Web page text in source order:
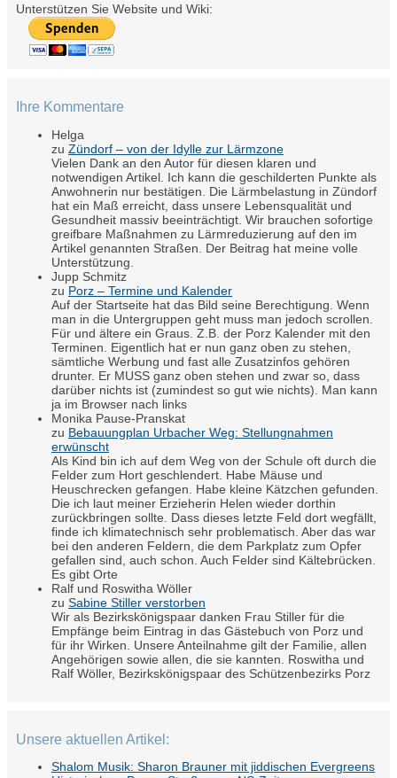
Unterstützen Sie Website und Wiki:
Ihre Kommentare
Helga
zu Zündorf – von der Idylle zur Lärmzone
Vielen Dank an den Autor für diesen klaren und
notwendigen Artikel. Ich kann die geschilderten Punkte als
Anwohnerin nur bestätigen. Die Lärmbelastung in Zündorf
hat ein Maß erreicht, dass unsere Lebensqualität und
Gesundheit massiv beeinträchtigt. Wir brauchen sofortige
greifbare Maßnahmen zu Lärmreduzierung auf den im
Artikel genannten Straßen. Der Beitrag hat meine volle
Unterstützung.
Jupp Schmitz
zu Porz – Termine und Kalender
Auf der Startseite hat das Bild seine Berechtigung. Wenn
man in die Untergruppen geht muss man jedoch scrollen.
Für und ältere ein Graus. Z.B. der Porz Kalender mit den
Terminen. Eigentlich hat er nun ganz oben zu stehen,
sämtliche Werbung und fast alle Zusatzinfos gehören
drunter. Er MUSS ganz oben stehen und zwar so, dass
darüber nichts ist (zumindest so gut wie nichts). Man kann
ja im Browser nach links
Monika Pause-Pranskat
zu Bebauungplan Urbacher Weg: Stellungnahmen
erwünscht
Als Kind bin ich auf dem Weg von der Schule oft durch die
Felder zum Hort geschlendert. Habe Mäuse und
Heuschrecken gefangen. Habe kleine Kätzchen gefunden.
Die ich laut meiner Erzieherin Helen wieder dorthin
zurückbringen sollte. Dass dieses letzte Feld dort wegfällt,
finde ich klimatechnisch sehr problematisch. Aber das war
bei den anderen Feldern, die dem Parkplatz zum Opfer
gefallen sind, auch schon. Auch Felder sind Kältebrücken.
Es gibt Orte
Ralf und Roswitha Wöller
zu Sabine Stiller verstorben
Wir als Bezirkskönigspaar danken Frau Stiller für die
Empfänge beim Eintrag in das Gästebuch von Porz und
für ihr Wirken. Unsere Anteilnahme gilt der Familie, allen
Angehörigen sowie allen, die sie kannten. Roswitha und
Ralf Wöller, Bezirkskönigspaar des Schützenbezirks Porz
Unsere aktuellen Artikel:
Shalom Musik: Sharon Brauner mit jiddischen Evergreens